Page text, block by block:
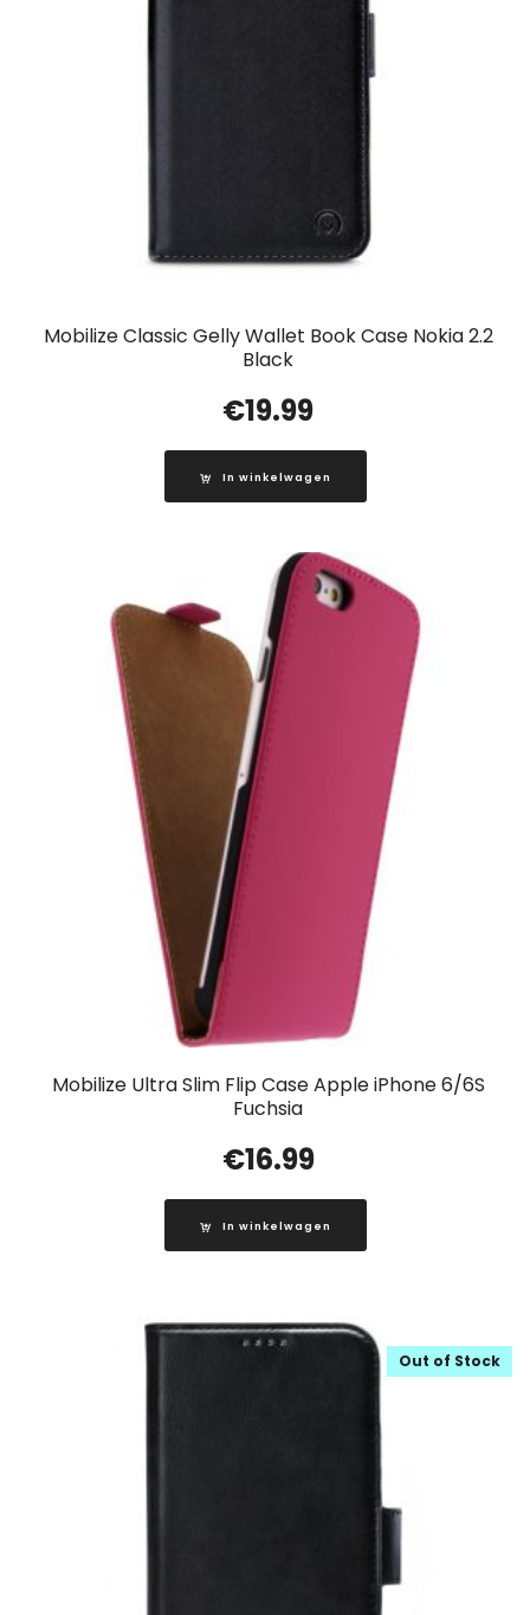
Mobilize Classic Gelly Wallet Book Case Nokia 2.2
Black
€19.99
In winkelwagen
Mobilize Ultra Slim Flip Case Apple iPhone 6/6S
Fuchsia
€16.99
In winkelwagen
Out of Stock